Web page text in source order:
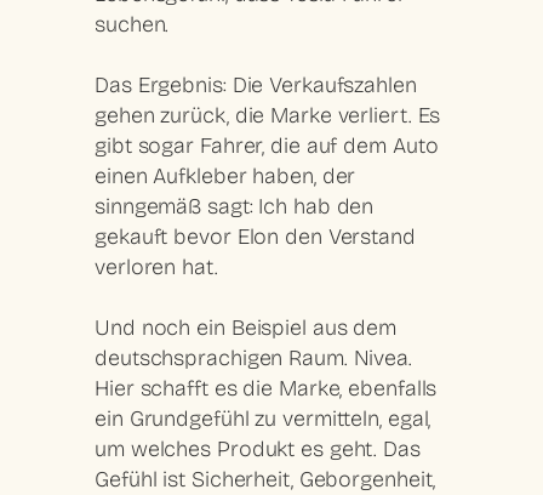
suchen.
Das Ergebnis: Die Verkaufszahlen
gehen zurück, die Marke verliert. Es
gibt sogar Fahrer, die auf dem Auto
einen Aufkleber haben, der
sinngemäß sagt: Ich hab den
gekauft bevor Elon den Verstand
verloren hat.
Und noch ein Beispiel aus dem
deutschsprachigen Raum. Nivea.
Hier schafft es die Marke, ebenfalls
ein Grundgefühl zu vermitteln, egal,
um welches Produkt es geht. Das
Gefühl ist Sicherheit, Geborgenheit,